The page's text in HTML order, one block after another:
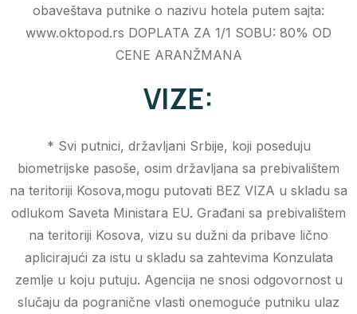
obaveštava putnike o nazivu hotela putem sajta:
www.oktopod.rs DOPLATA ZA 1/1 SOBU: 80% OD
CENE ARANŽMANA
VIZE:
* Svi putnici, državljani Srbije, koji poseduju
biometrijske pasoše, osim državljana sa prebivalištem
na teritoriji Kosova,mogu putovati BEZ VIZA u skladu sa
odlukom Saveta Ministara EU. Građani sa prebivalištem
na teritoriji Kosova, vizu su dužni da pribave lično
aplicirajući za istu u skladu sa zahtevima Konzulata
zemlje u koju putuju. Agencija ne snosi odgovornost u
slučaju da pogranične vlasti onemoguće putniku ulaz